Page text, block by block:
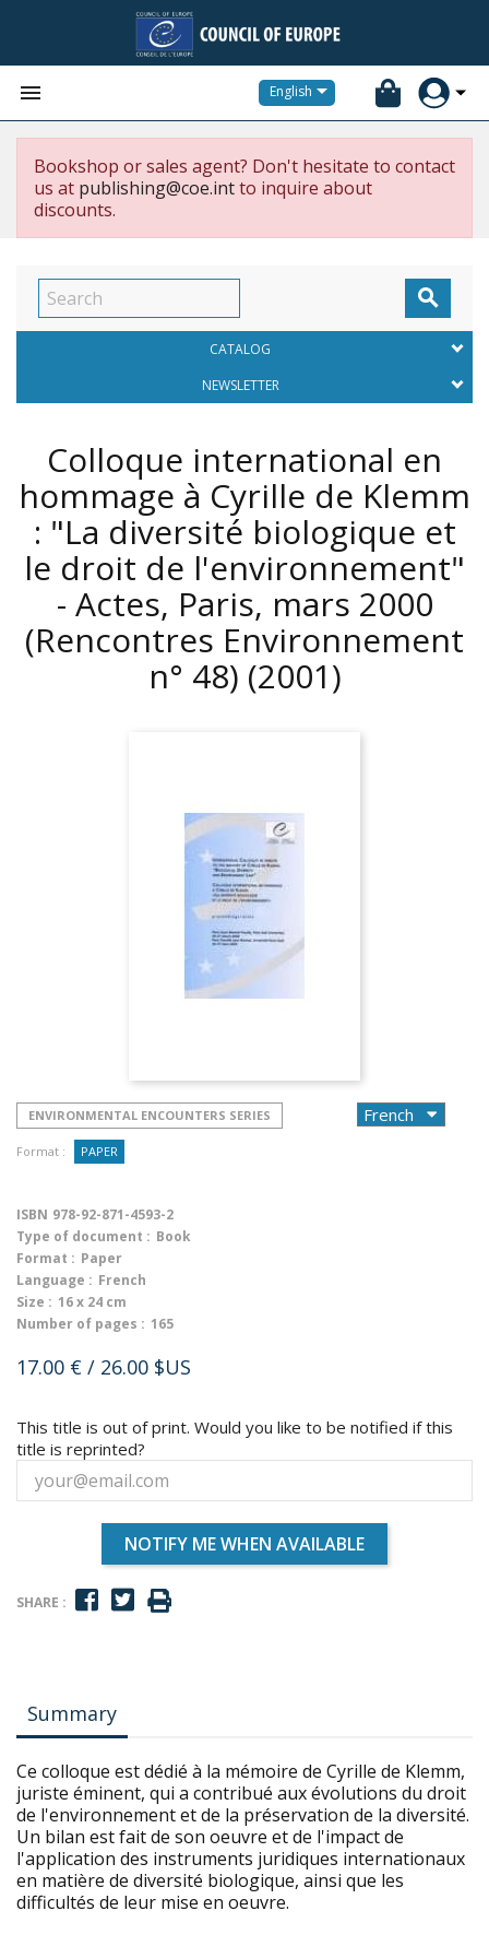
 English
Bookshop or sales agent? Don't hesitate to contact
us at publishing@coe.intto inquire about
discounts.

CATALOG
NEWSLETTER
Colloque international en
hommage à Cyrille de Klemm
: "La diversité biologique et
le droit de l'environnement"
- Actes, Paris, mars 2000
(Rencontres Environnement
n° 48) (2001)
ENVIRONMENTAL ENCOUNTERS SERIES
Format : PAPER
ISBN 978-92-871-4593-2
Type of document : Book
Format : Paper
Language : French
Size : 16 x 24 cm
Number of pages : 165
17.00 € / 26.00 $US
This title is out of print. Would you like to be notified if this
title is reprinted?
NOTIFY ME WHEN AVAILABLE
SHARE :
Summary
Ce colloque est dédié à la mémoire de Cyrille de Klemm,
juriste éminent, qui a contribué aux évolutions du droit
de l'environnement et de la préservation de la diversité.
Un bilan est fait de son oeuvre et de l'impact de
l'application des instruments juridiques internationaux
en matière de diversité biologique, ainsi que les
difficultés de leur mise en oeuvre.